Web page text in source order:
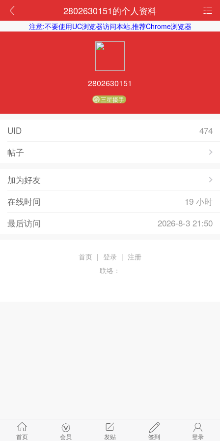
2802630151的个人资料
注意:不要使用UC浏览器访问本站,推荐Chrome浏览器
2802630151
三星摄手
UID
474
帖子
加为好友
在线时间
19 小时
最后访问
2026-8-3 21:50
首页 会员 发贴 签到 登录
首页 | 登录 | 注册
联络：